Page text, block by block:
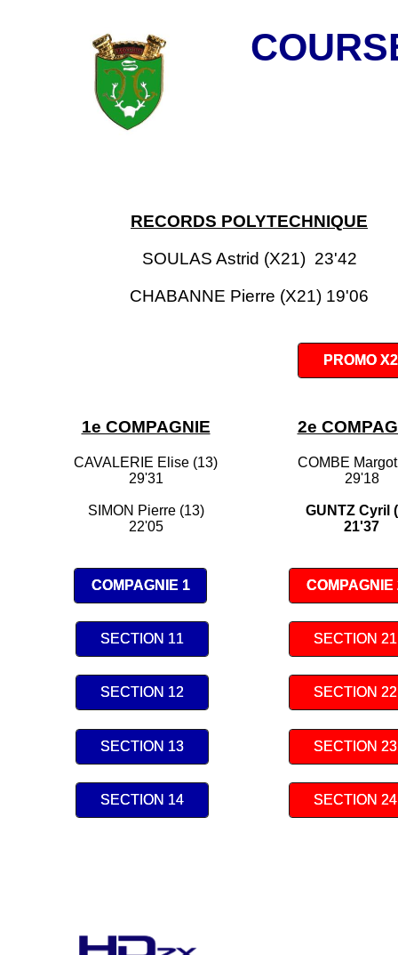
RECORDS POLYTECHNIQUE
SOULAS Astrid (X21) 23'42
CHABANNE Pierre (X21) 19'06
PROMO
1e COMPAGNIE
CAVALERIE Elise (13)
29'31
SIMON Pierre (13)
22'05
SECTION 11
SECTION 12
SECTION 13
SECTION 14
COMPAGNIE 1
2e
COMBE
29'18
GUNTZ Cyril
21'37
SECTION 21
SECTION 22
SECTION 23
SECTION 24
COMPAGNIE